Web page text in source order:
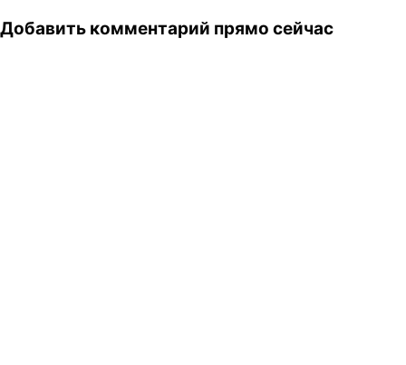
Добавить комментарий прямо сейчас